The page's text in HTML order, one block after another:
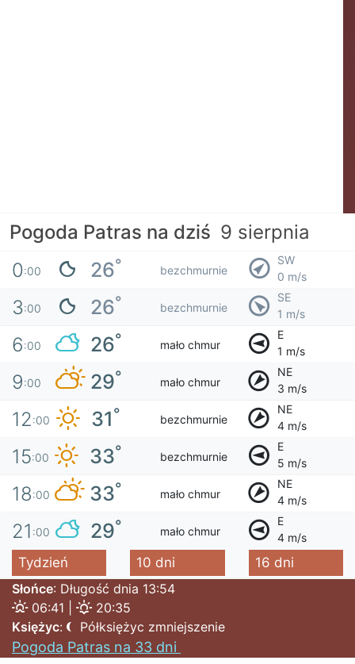
Pogoda Patras na dziś 9 sierpnia
0:00 26° bezchmurnie
SW
0 m/s
3:00 26° bezchmurnie
SE
1 m/s
6:00 26° mało chmur
E
1 m/s
9:00 29° mało chmur
NE
3 m/s
12:00 31° bezchmurnie
NE
4 m/s
15:00 33° bezchmurnie
E
5 m/s
18:00 33° mało chmur
NE
4 m/s
21 :00 29° mało chmur
E
4 m/s
Tydzień 10 dni
16 dni
Słońce: Długość dnia 13:54
06:41 |
20:35
Księżyc: Półksiężyc zmniejszenie
Pogoda Patras na 33 dni